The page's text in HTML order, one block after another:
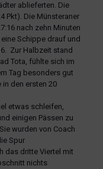
ablieferten. Die
Pkt). Die Münsteraner
nach zehn Minuten
Schippe drauf und
Zur Halbzeit stand
Tota, fühlte sich im
Tag besonders gut
in den ersten 20
etwas schleifen,
einigen Pässen zu
wurden von Coach
Spur
das dritte Viertel mit
nichts